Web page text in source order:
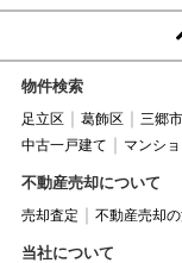
物件検索
足立区 葛飾区 三郷市
中古一戸建て
マンシ
不動産売却について
売却査定 不動産売却
当社について